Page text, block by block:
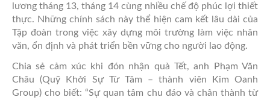
lương tháng 13, tháng 14 cùng nhiều chế độ phúc lợi thiết
thực. Những chính sách này thể hiện cam kết lâu dài của
Tập đoàn trong việc xây dựng môi trường làm việc nhân
văn, ổn định và phát triển bền vững cho người lao động.
Chia sẻ cảm xúc khi đón nhận quà Tết, anh Phạm Văn
Châu (Quỹ Khởi Sự Từ Tâm – thành viên Kim Oanh
Group) cho biết: “Sự quan tâm chu đáo và chân thành từ